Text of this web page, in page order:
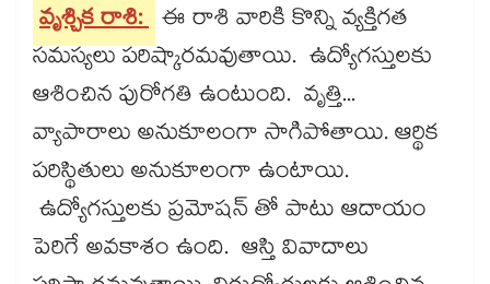
వృశ్చిక రాశి: ఈ రాశి వారికి కొన్ని వ్యక్తిగత
సమస్యలు పరిష్కారమవుతాయి. ఉద్యోగస్తులకు
ఆశించిన పురోగతి ఉంటుంది. వృత్తి...
వ్యాపారాలు అనుకూలంగా సాగిపోతాయి. ఆర్థిక
పరిస్థితులు అనుకూలంగా ఉంటాయి.
ఉద్యోగస్తులకు ప్రమోషన్​ తో పాటు ఆదాయం
పెరిగే అవకాశం ఉంది. ఆస్తి వివాదాలు